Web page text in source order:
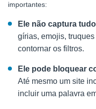
importantes:
Ele não captura
gírias, emojis,
contornar os filtros.
Ele pode bloquear
Até mesmo um site
incluir uma palavra